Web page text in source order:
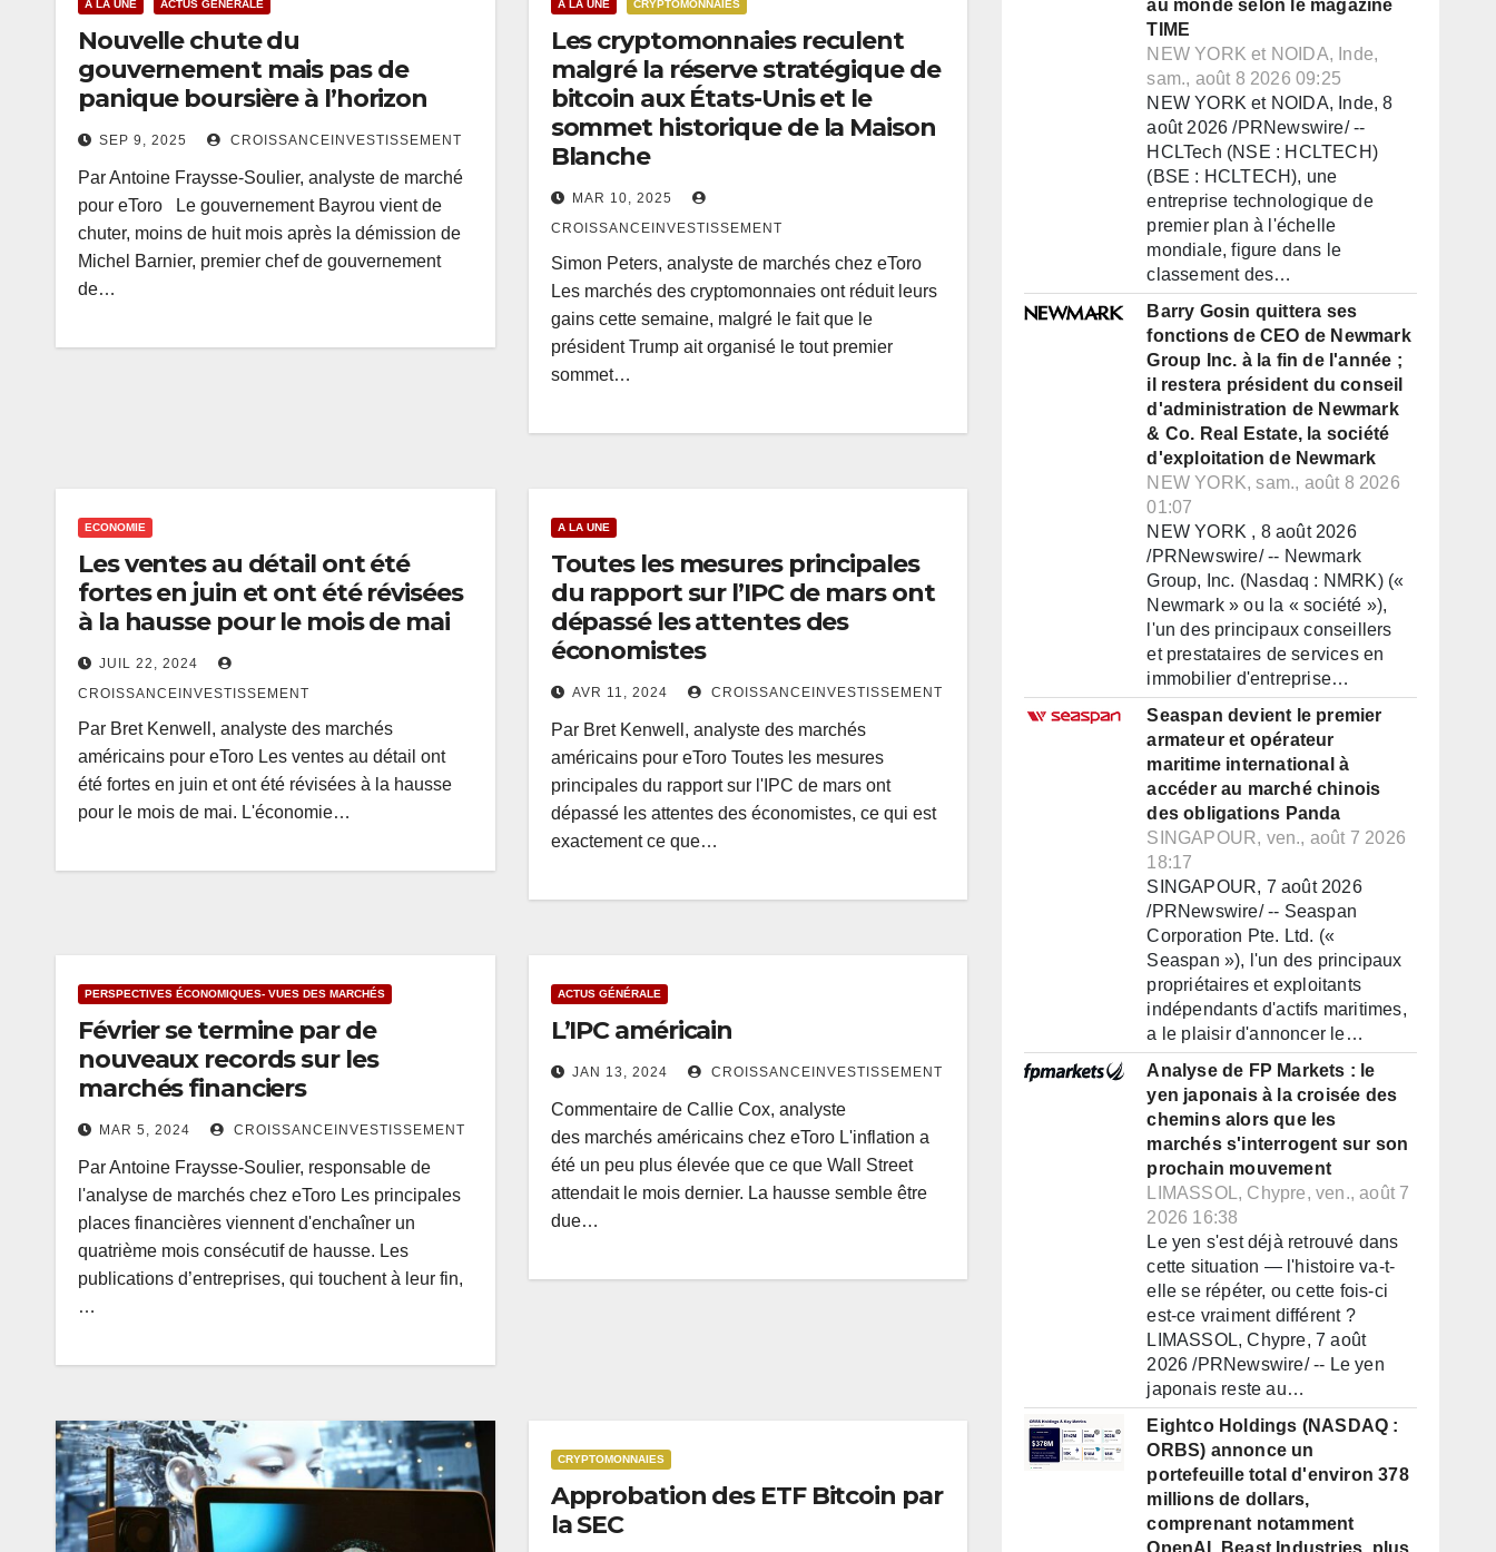
A LA UNE ACTUS GÉNÉRALE
Nouvelle chute du
gouvernement mais pas de
panique boursière à l’horizon
SEP 9, 2025 CROISSANCEINVESTISSEMENT
Par Antoine Fraysse-Soulier, analyste de marché
pour eToro Le gouvernement Bayrou vient de
chuter, moins de huit mois après la démission de
Michel Barnier, premier chef de gouvernement
de…
A LA UNE CRYPTOMONNAIES
Les cryptomonnaies reculent
malgré la réserve stratégique de
bitcoin aux États-Unis et le
sommet historique de la Maison
Blanche
MAR 10, 2025
CROISSANCEINVESTISSEMENT
Simon Peters, analyste de marchés chez eToro
Les marchés des cryptomonnaies ont réduit leurs
gains cette semaine, malgré le fait que le
président Trump ait organisé le tout premier
sommet…
ECONOMIE
Les ventes au détail ont été
fortes en juin et ont été révisées
à la hausse pour le mois de mai
JUIL 22, 2024
CROISSANCEINVESTISSEMENT
Par Bret Kenwell, analyste des marchés
américains pour eToro Les ventes au détail ont
été fortes en juin et ont été révisées à la hausse
pour le mois de mai. L'économie…
A LA UNE
Toutes les mesures principales
du rapport sur l’IPC de mars ont
dépassé les attentes des
économistes
AVR 11, 2024 CROISSANCEINVESTISSEMENT
Par Bret Kenwell, analyste des marchés
américains pour eToro Toutes les mesures
principales du rapport sur l'IPC de mars ont
dépassé les attentes des économistes, ce qui est
exactement ce que…
PERSPECTIVES ÉCONOMIQUES- VUES DES MARCHÉS
Février se termine par de
nouveaux records sur les
marchés financiers
MAR 5, 2024 CROISSANCEINVESTISSEMENT
Par Antoine Fraysse-Soulier, responsable de
l'analyse de marchés chez eToro Les principales
places financières viennent d'enchaîner un
quatrième mois consécutif de hausse. Les
publications d’entreprises, qui touchent à leur fin,
…
ACTUS GÉNÉRALE
L’IPC américain
JAN 13, 2024 CROISSANCEINVESTISSEMENT
Commentaire de Callie Cox, analyste
des marchés américains chez eToro L'inflation a
été un peu plus élevée que ce que Wall Street
attendait le mois dernier. La hausse semble être
due…
CRYPTOMONNAIES
Approbation des ETF Bitcoin par
la SEC
au monde selon le magazine
TIME
NEW YORK et NOIDA, Inde,
sam., août 8 2026 09:25
NEW YORK et NOIDA, Inde, 8
août 2026 /PRNewswire/ --
HCLTech (NSE : HCLTECH)
(BSE : HCLTECH), une
entreprise technologique de
premier plan à l'échelle
mondiale, figure dans le
classement des…
Barry Gosin quittera ses
fonctions de CEO de Newmark
Group Inc. à la fin de l'année ;
il restera président du conseil
d'administration de Newmark
& Co. Real Estate, la société
d'exploitation de Newmark
NEW YORK, sam., août 8 2026
01:07
NEW YORK , 8 août 2026
/PRNewswire/ -- Newmark
Group, Inc. (Nasdaq : NMRK) («
Newmark » ou la « société »),
l'un des principaux conseillers
et prestataires de services en
immobilier d'entreprise…
Seaspan devient le premier
armateur et opérateur
maritime international à
accéder au marché chinois
des obligations Panda
SINGAPOUR, ven., août 7 2026
18:17
SINGAPOUR, 7 août 2026
/PRNewswire/ -- Seaspan
Corporation Pte. Ltd. («
Seaspan »), l'un des principaux
propriétaires et exploitants
indépendants d'actifs maritimes,
a le plaisir d'annoncer le…
Analyse de FP Markets : le
yen japonais à la croisée des
chemins alors que les
marchés s'interrogent sur son
prochain mouvement
LIMASSOL, Chypre, ven., août 7
2026 16:38
Le yen s'est déjà retrouvé dans
cette situation — l'histoire va-t-
elle se répéter, ou cette fois-ci
est-ce vraiment différent ?
LIMASSOL, Chypre, 7 août
2026 /PRNewswire/ -- Le yen
japonais reste au…
Eightco Holdings (NASDAQ :
ORBS) annonce un
portefeuille total d'environ 378
millions de dollars,
comprenant notamment
OpenAI, Beast Industries, plus